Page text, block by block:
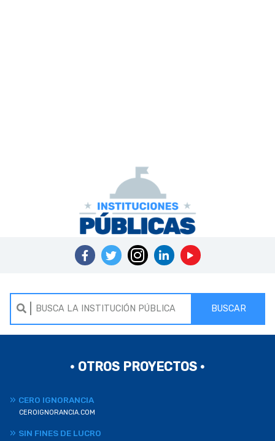
BUSCAR
• OTROS PROYECTOS •
CERO IGNORANCIA
CEROIGNORANCIA.COM
SIN FINES DE LUCRO